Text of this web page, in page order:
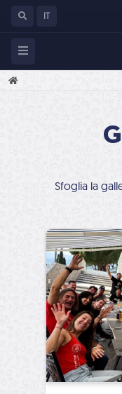
IT
HOME
Sfoglia la